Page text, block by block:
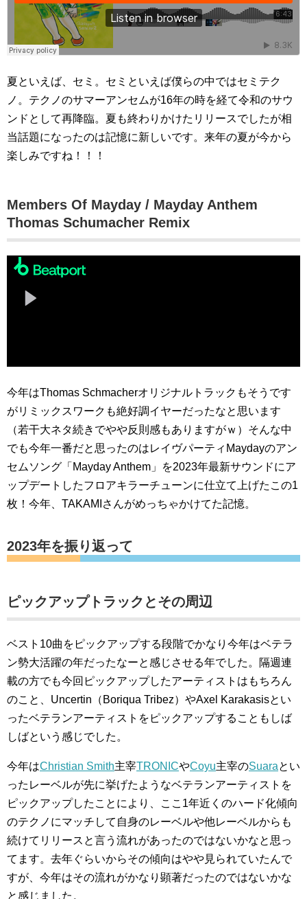
夏といえば、セミ。セミといえば僕らの中ではセミテク
ノ。テクノのサマーアンセムが16年の時を経て令和のサウ
ンドとして再降臨。夏も終わりかけたリリースでしたが相
当話題になったのは記憶に新しいです。来年の夏が今から
楽しみですね！！！
Members Of Mayday / Mayday Anthem
Thomas Schumacher Remix
今年はThomas Schmacherオリジナルトラックもそうです
がリミックスワークも絶好調イヤーだったなと思います
（若干大ネタ続きでやや反則感もありますがｗ）そんな中
でも今年一番だと思ったのはレイヴパーティMaydayのアン
セムソング「Mayday Anthem」を2023年最新サウンドにア
ップデートしたフロアキラーチューンに仕立て上げたこの1
枚！今年、TAKAMIさんがめっちゃかけてた記憶。
2023年を振り返って
ピックアップトラックとその周辺
ベスト10曲をピックアップする段階でかなり今年はベテラ
ン勢大活躍の年だったなーと感じさせる年でした。隔週連
載の方でも今回ピックアップしたアーティストはもちろん
のこと、Uncertin（Boriqua Tribez）やAxel Karakasisとい
ったベテランアーティストをピックアップすることもしば
しばという感じでした。
今年はChristian Smith主宰TRONICやCoyu主宰のSuaraとい
ったレーベルが先に挙げたようなベテランアーティストを
ピックアップしたことにより、ここ1年近くのハード化傾向
のテクノにマッチして自身のレーベルや他レーベルからも
続けてリリースと言う流れがあったのではないかなと思っ
てます。去年ぐらいからその傾向はやや見られていたんで
すが、今年はその流れがかなり顕著だったのではないかな
と感じました。